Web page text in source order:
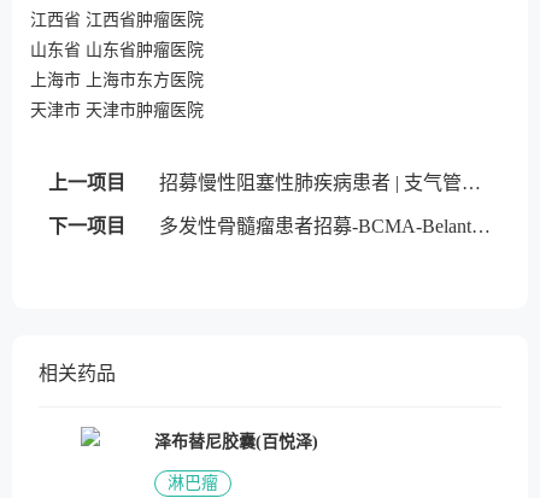
江西省 江西省肿瘤医院
山东省 山东省肿瘤医院
上海市 上海市东方医院
天津市 天津市肿瘤医院
上一项目 招募慢性阻塞性肺疾病患者 | 支气管内活瓣
下一项目 多发性骨髓瘤患者招募-BCMA-Belantamab mafodotin
相关药品
泽布替尼胶囊(百悦泽)
淋巴瘤